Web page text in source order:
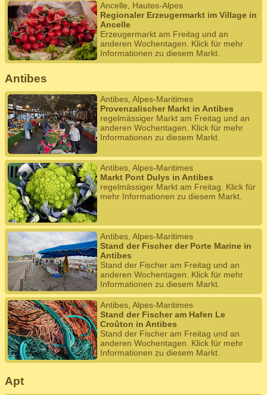
Ancelle, Hautes-Alpes
Regionaler Erzeugermarkt im Village in
Ancelle
Erzeugermarkt am Freitag und an
anderen Wochentagen. Klick für mehr
Informationen zu diesem Markt.
Antibes
Antibes, Alpes-Maritimes
Provenzalischer Markt in Antibes
regelmässiger Markt am Freitag und an
anderen Wochentagen. Klick für mehr
Informationen zu diesem Markt.
Antibes, Alpes-Maritimes
Markt Pont Dulys in Antibes
regelmässiger Markt am Freitag. Klick für
mehr Informationen zu diesem Markt.
Antibes, Alpes-Maritimes
Stand der Fischer der Porte Marine in
Antibes
Stand der Fischer am Freitag und an
anderen Wochentagen. Klick für mehr
Informationen zu diesem Markt.
Antibes, Alpes-Maritimes
Stand der Fischer am Hafen Le
Croûton in Antibes
Stand der Fischer am Freitag und an
anderen Wochentagen. Klick für mehr
Informationen zu diesem Markt.
Apt